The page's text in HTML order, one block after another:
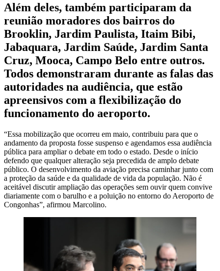
Além deles, também participaram da
reunião moradores dos bairros do
Brooklin, Jardim Paulista, Itaim Bibi,
Jabaquara, Jardim Saúde, Jardim Santa
Cruz, Mooca, Campo Belo entre outros.
Todos demonstraram durante as falas das
autoridades na audiência, que estão
apreensivos com a flexibilização do
funcionamento do aeroporto.
“Essa mobilização que ocorreu em maio, contribuiu para que o
andamento da proposta fosse suspenso e agendamos essa audiência
pública para ampliar o debate em todo o estado. Desde o início
defendo que qualquer alteração seja precedida de amplo debate
público. O desenvolvimento da aviação precisa caminhar junto com
a proteção da saúde e da qualidade de vida da população. Não é
aceitável discutir ampliação das operações sem ouvir quem convive
diariamente com o barulho e a poluição no entorno do Aeroporto de
Congonhas”, afirmou Marcolino.